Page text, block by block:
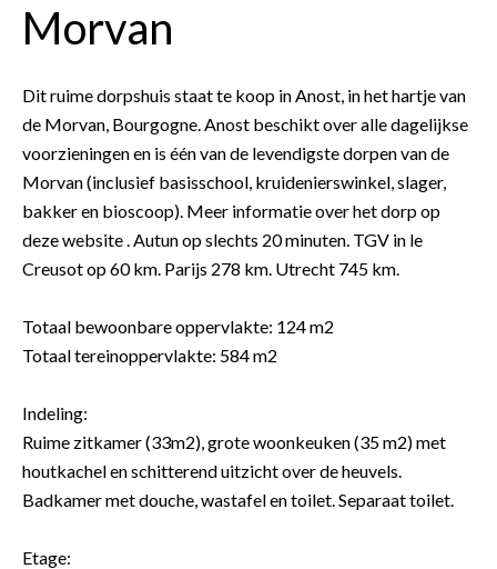
Morvan
Dit ruime dorpshuis staat te koop in Anost, in het hartje van
de Morvan, Bourgogne. Anost beschikt over alle dagelijkse
voorzieningen en is één van de levendigste dorpen van de
Morvan (inclusief basisschool, kruidenierswinkel, slager,
bakker en bioscoop). Meer informatie over het dorp op
deze website . Autun op slechts 20 minuten. TGV in le
Creusot op 60 km. Parijs 278 km. Utrecht 745 km.
Totaal bewoonbare oppervlakte: 124 m2
Totaal tereinoppervlakte: 584 m2
Indeling:
Ruime zitkamer (33m2), grote woonkeuken (35 m2) met
houtkachel en schitterend uitzicht over de heuvels.
Badkamer met douche, wastafel en toilet. Separaat toilet.
Etage: